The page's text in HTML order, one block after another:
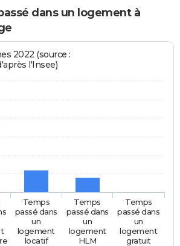
dans un logement à
2022 (source :
l'Insee)
Temps
passé dans
un
logement
locatif
Temps
passé dans
un
logement
HLM
Temps
passé dans
un
logement
gratuit